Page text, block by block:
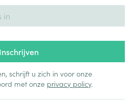
Inschrijven
schrijft u zich in voor onze
met onze privacy policy.